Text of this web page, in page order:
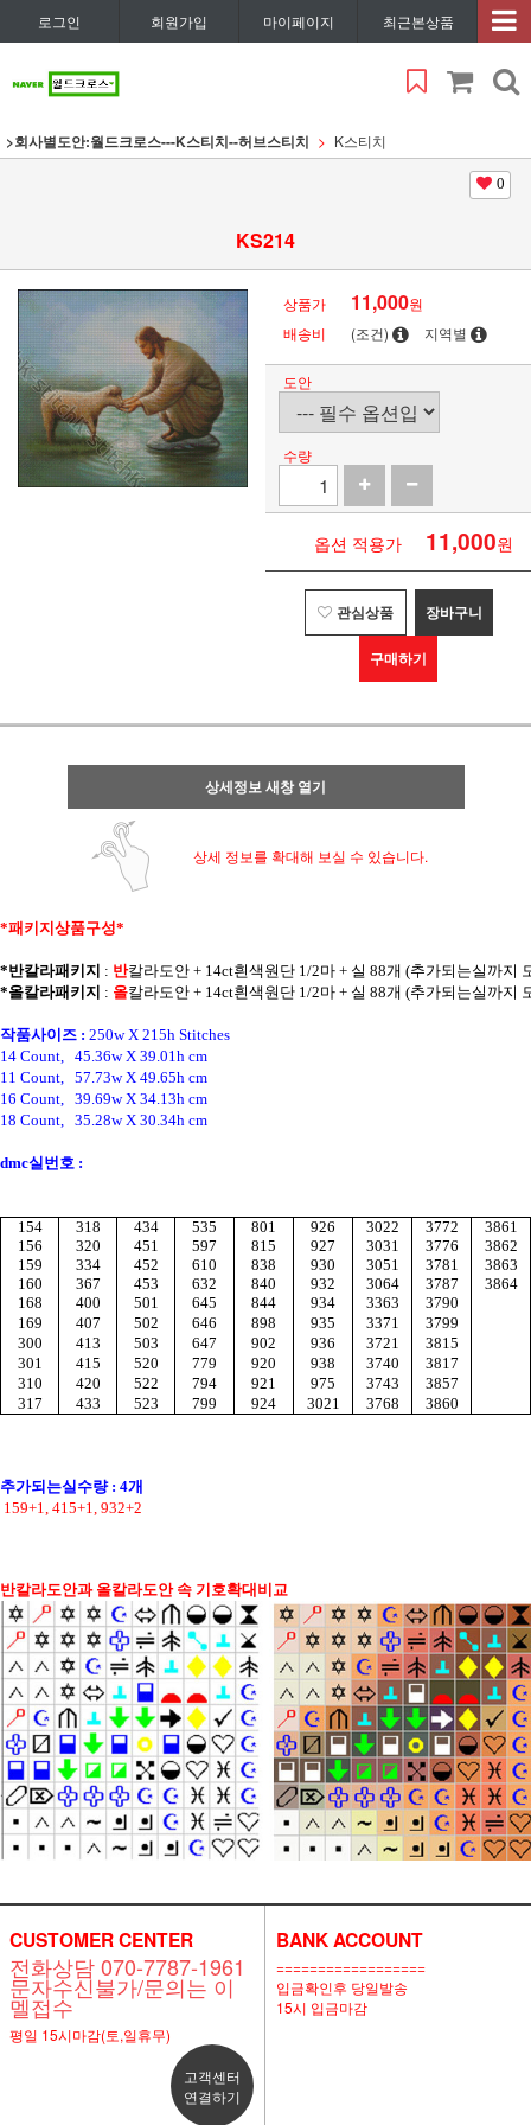
로그인 회원가입 마이페이지 최근본상품
>회사별도안:월드크로스---K스티치--허브스티치 K스티치
0
KS214
상품가 11,000원
배송비
(조건) 지역별
도안
수량
옵션 적용가 11,000원
관심상품 장바구니
구매하기
상세정보 새창 열기
상세 정보를 확대해 보실 수 있습니다.
*패키지상품구성*
*반칼라패키지 : 반칼라도안 + 14ct흰색원단 1/2마 + 실 88개 (추가되는실까지
*올칼라패키지 : 올칼라도안 + 14ct흰색원단 1/2마 + 실 88개 (추가되는실까지
작품사이즈 : 250w X 215h Stitches
14 Count,   45.36w X 39.01h cm
11 Count,   57.73w X 49.65h cm
16 Count,   39.69w X 34.13h cm
18 Count,   35.28w X 30.34h cm
dmc실번호 :
154 318 434 535 801 926 3022 3772
3861
156
320 451 597 815 927 3031 3776
3862
159
334 452 610 838 930 3051 3781
3863
160
367 453 632 840 932 3064 3787
3864
168
400 501 645 844 934 3363
3790
169
407 502 646 898 935 3371
3799
300
413 503 647 902 936 3721
3815
301
415 520 779 920 938 3740
3817
310
420 522 794 921 975 3743
3857
317
433 523 799 924 3021 3768 3860
추가되는실수량 : 4개
159+1, 415+1, 932+2
반칼라도안과 올칼라도안 속 기호확대비교
CUSTOMER CENTER
전화상담 070-7787-1961
문자수신불가/문의는 이
멜접수
평일 15시마감(토,일휴무)
고객센터
연결하기
BANK ACCOUNT
==================
입금확인후 당일발송
15시 입금마감